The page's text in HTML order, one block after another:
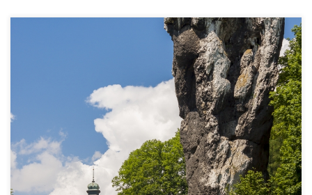
Słowiński Park Narodowy Kolorowe Jeziorka Pielgrzymy
Krzywy las pod Gryfinem Błędne Skały Biakło Klif Orłowski
Maczuga Herkulesa